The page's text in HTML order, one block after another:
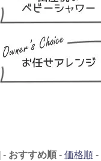
- おすすめ順 - 価格順 -